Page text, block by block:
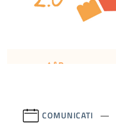
COMUNICATI